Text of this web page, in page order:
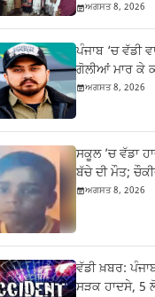
ਅਗਸਤ 8, 2026
ਪੰਜਾਬ ‘ਚ ਵੱਡੀ
ਗੋਲੀਆਂ ਮਾਰ ਕੇ
ਅਗਸਤ 8, 2026
ਸਕੂਲ ’ਚ ਵੱਡਾ
ਬੱਚੇ ਦੀ ਮੌਤ;
ਅਗਸਤ 8, 2026
ਵੱਡੀ ਖ਼ਬਰ:
ਸੜਕ ਹਾਦਸੇ, 5